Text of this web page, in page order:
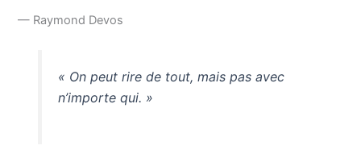
— Raymond Devos
« On peut rire de tout, mais pas avec
n’importe qui. »